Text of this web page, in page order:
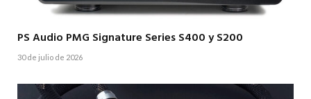
PS Audio PMG Signature Series S400 y S200
30 de julio de 2026